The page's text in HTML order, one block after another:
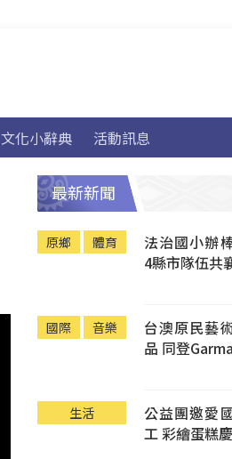
文化小辭典 活動訊息
最新新聞
原鄉 體育
法治國小辦
4縣市隊伍共
國際 音樂
台澳原民藝
品 同登
生活
公益團邀愛
工 彩繪蛋糕